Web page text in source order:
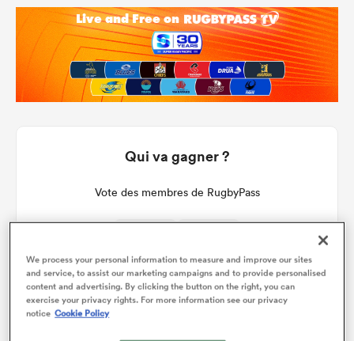
Qui va gagner ?
Vote des membres de RugbyPass
25% 75%
We process your personal information to measure and improve our sites
and service, to assist our marketing campaigns and to provide personalised
content and advertising. By clicking the button on the right, you can
exercise your privacy rights. For more information see our privacy
notice Cookie Policy